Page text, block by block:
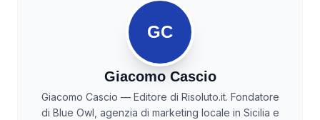
GC
Giacomo Cascio
Giacomo Cascio — Editore di Risoluto.it. Fondatore
di Blue Owl, agenzia di marketing locale in Sicilia e